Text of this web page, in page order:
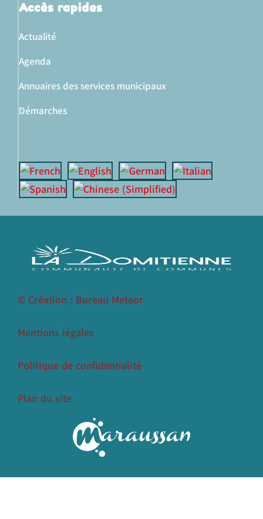
Accès rapides
Actualité
Agenda
Annuaires des services municipaux
Démarches
© Création : Bureau Meteor
Mentions légales
Politique de confidentialité
Plan du site